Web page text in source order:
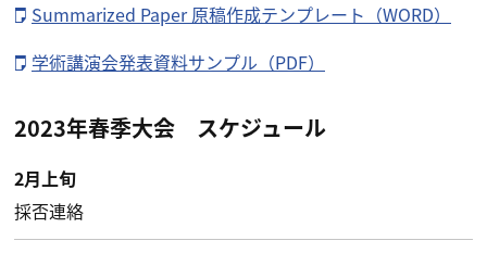
Summarized Paper 原稿作成テンプレート（WORD）
学術講演会発表資料サンプル（PDF）
2023年春季大会 スケジュール
2月上旬
採否連絡